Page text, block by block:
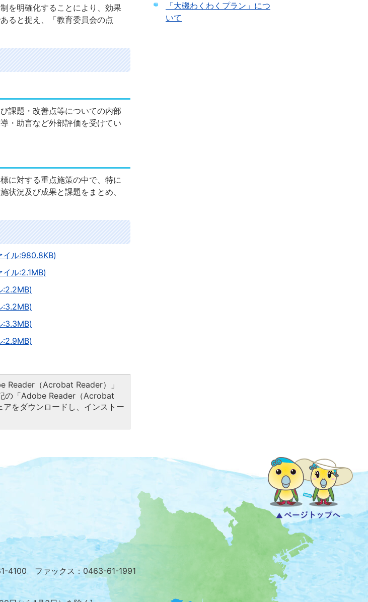
を明確化することにより、効果
ると捉え、「教育委員会の点
課題・改善点等についての内部
・助言など外部評価を受けてい
に対する重点施策の中で、特に
状況及び成果と課題をまとめ、
イル:980.8KB)
ル:2.1MB)
:2.2MB)
:3.2MB)
:3.3MB)
:2.9MB)
Reader（Acrobat Reader）」
の「Adobe Reader（Acrobat
をダウンロードし、インストー
「大磯わくわくプラン」につ
いて
位
置
を
記
し
4100 ファックス：0463-61-1991